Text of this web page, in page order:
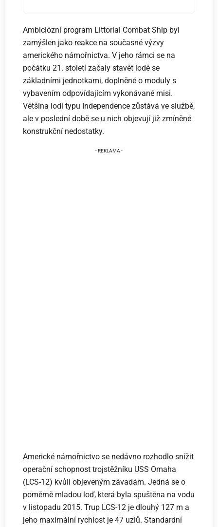
Ambiciózní program Littorial Combat Ship byl
zamýšlen jako reakce na současné výzvy
amerického námořnictva. V jeho rámci se na
počátku 21. století začaly stavět lodě se
základními jednotkami, doplněné o moduly s
vybavením odpovídajícím vykonávané misi.
Většina lodí typu Independence zůstává ve službě,
ale v poslední době se u nich objevují již zmíněné
konstrukční nedostatky.
Americké námořnictvo se nedávno rozhodlo snížit
operační schopnost trojstěžníku USS Omaha
(LCS-12) kvůli objeveným závadám. Jedná se o
poměrně mladou loď, která byla spuštěna na vodu
v listopadu 2015. Trup LCS-12 je dlouhý 127 m a
jeho maximální rychlost je 47 uzlů. Standardní